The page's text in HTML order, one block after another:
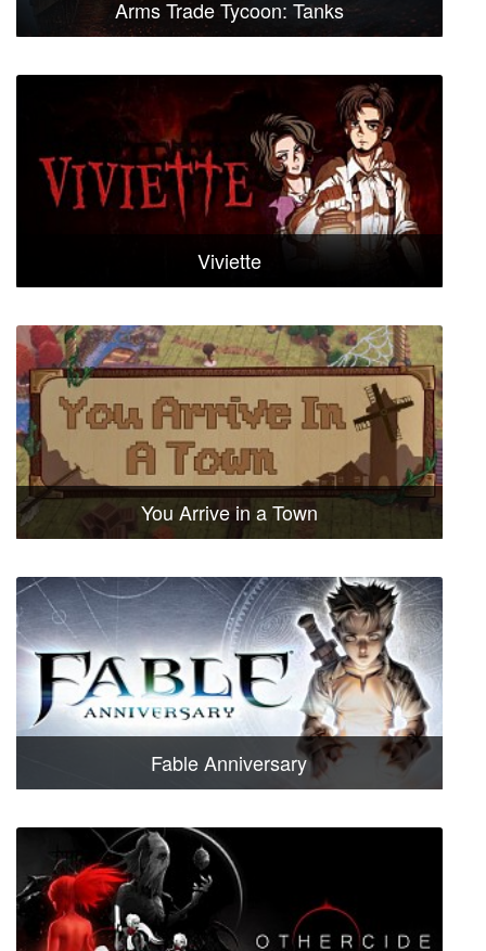
Arms Trade Tycoon: Tanks
Viviette
You Arrive in a Town
Fable Anniversary